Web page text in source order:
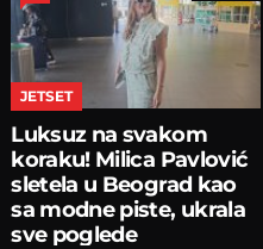
JETSET
Luksuz na svakom
koraku! Milica Pavlović
sletela u Beograd kao
sa modne piste, ukrala
sve poglede